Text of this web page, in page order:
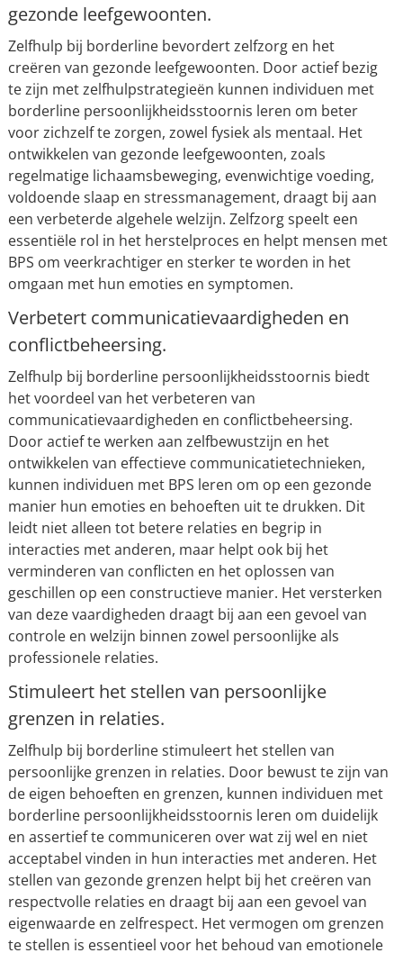
gezonde leefgewoonten.
Zelfhulp bij borderline bevordert zelfzorg en het
creëren van gezonde leefgewoonten. Door actief bezig
te zijn met zelfhulpstrategieën kunnen individuen met
borderline persoonlijkheidsstoornis leren om beter
voor zichzelf te zorgen, zowel fysiek als mentaal. Het
ontwikkelen van gezonde leefgewoonten, zoals
regelmatige lichaamsbeweging, evenwichtige voeding,
voldoende slaap en stressmanagement, draagt bij aan
een verbeterde algehele welzijn. Zelfzorg speelt een
essentiële rol in het herstelproces en helpt mensen met
BPS om veerkrachtiger en sterker te worden in het
omgaan met hun emoties en symptomen.
Verbetert communicatievaardigheden en
conflictbeheersing.
Zelfhulp bij borderline persoonlijkheidsstoornis biedt
het voordeel van het verbeteren van
communicatievaardigheden en conflictbeheersing.
Door actief te werken aan zelfbewustzijn en het
ontwikkelen van effectieve communicatietechnieken,
kunnen individuen met BPS leren om op een gezonde
manier hun emoties en behoeften uit te drukken. Dit
leidt niet alleen tot betere relaties en begrip in
interacties met anderen, maar helpt ook bij het
verminderen van conflicten en het oplossen van
geschillen op een constructieve manier. Het versterken
van deze vaardigheden draagt bij aan een gevoel van
controle en welzijn binnen zowel persoonlijke als
professionele relaties.
Stimuleert het stellen van persoonlijke
grenzen in relaties.
Zelfhulp bij borderline stimuleert het stellen van
persoonlijke grenzen in relaties. Door bewust te zijn van
de eigen behoeften en grenzen, kunnen individuen met
borderline persoonlijkheidsstoornis leren om duidelijk
en assertief te communiceren over wat zij wel en niet
acceptabel vinden in hun interacties met anderen. Het
stellen van gezonde grenzen helpt bij het creëren van
respectvolle relaties en draagt bij aan een gevoel van
eigenwaarde en zelfrespect. Het vermogen om grenzen
te stellen is essentieel voor het behoud van emotionele